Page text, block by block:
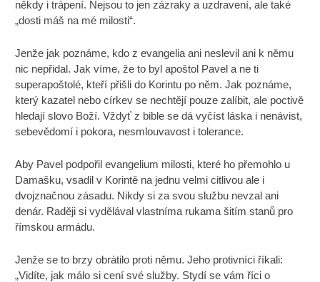
někdy i trápení. Nejsou to jen zázraky a uzdravení, ale také
„dosti máš na mé milosti“.
Jenže jak poznáme, kdo z evangelia ani neslevil ani k němu
nic nepřidal. Jak víme, že to byl apoštol Pavel a ne ti
superapoštolé, kteří přišli do Korintu po něm. Jak poznáme,
který kazatel nebo církev se nechtějí pouze zalíbit, ale poctivě
hledají slovo Boží. Vždyť z bible se dá vyčíst láska i nenávist,
sebevědomí i pokora, nesmlouvavost i tolerance.
Aby Pavel podpořil evangelium milosti, které ho přemohlo u
Damašku, vsadil v Korintě na jednu velmi citlivou ale i
dvojznačnou zásadu. Nikdy si za svou službu nevzal ani
denár. Raději si vydělával vlastníma rukama šitím stanů pro
římskou armádu.
Jenže se to brzy obrátilo proti němu. Jeho protivníci říkali:
„Vidíte, jak málo si cení své služby. Stydí se vám říci o